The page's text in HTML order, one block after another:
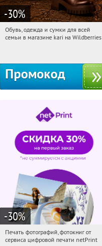
-30%
01:21:33 Получили:
Обувь, одежда и сумки для всей
семьи в магазине kari на Wildberries
Промокод
-30%
01:21:33 Получили:
Печать фотографий, фотокниг от
сервиса цифровой печати netPrint